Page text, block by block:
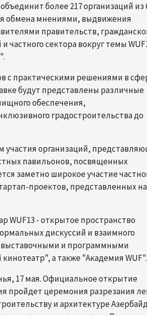
более 217 организаций из
обмена мнениями, выдвижения
правительств,
сектора вокруг темы
с практическими решениями в
будут представлены различные
обеспечения,
градостроительства до
участия организаций,
павильонов, посвященных
заметно широкое участие
проектов, представленных на
WUF13 - открытое пространство
дискуссий и взаимного
выставочными и программными
а также "Академия WUF".
17 мая. Официальное открытие
пройдет церемония разрезания
и архитектуре